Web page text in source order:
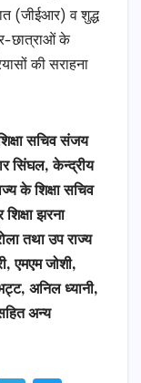
(जीईआर) व शुद्ध
छात्राओं के
की सराहना
सचिव संजय
सिंघल, केन्द्रीय
के शिक्षा सचिव
झरना
तथा उप राज्य
एमएम जोशी,
अनिल ध्यानी,
अन्य